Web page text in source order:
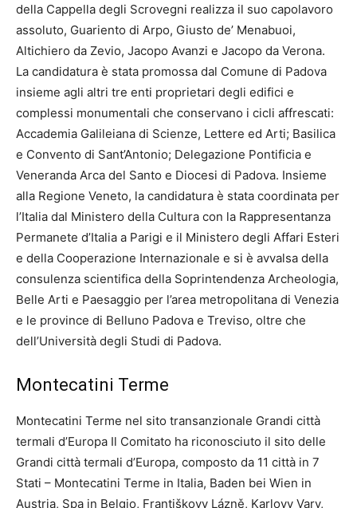
della Cappella degli Scrovegni realizza il suo capolavoro
assoluto, Guariento di Arpo, Giusto de’ Menabuoi,
Altichiero da Zevio, Jacopo Avanzi e Jacopo da Verona.
La candidatura è stata promossa dal Comune di Padova
insieme agli altri tre enti proprietari degli edifici e
complessi monumentali che conservano i cicli affrescati:
Accademia Galileiana di Scienze, Lettere ed Arti; Basilica
e Convento di Sant’Antonio; Delegazione Pontificia e
Veneranda Arca del Santo e Diocesi di Padova. Insieme
alla Regione Veneto, la candidatura è stata coordinata per
l’Italia dal Ministero della Cultura con la Rappresentanza
Permanete d’Italia a Parigi e il Ministero degli Affari Esteri
e della Cooperazione Internazionale e si è avvalsa della
consulenza scientifica della Soprintendenza Archeologia,
Belle Arti e Paesaggio per l’area metropolitana di Venezia
e le province di Belluno Padova e Treviso, oltre che
dell’Università degli Studi di Padova.
Montecatini Terme
Montecatini Terme nel sito transanzionale Grandi città
termali d’Europa Il Comitato ha riconosciuto il sito delle
Grandi città termali d’Europa, composto da 11 città in 7
Stati – Montecatini Terme in Italia, Baden bei Wien in
Austria, Spa in Belgio, Františkovy Lázně, Karlovy Vary,